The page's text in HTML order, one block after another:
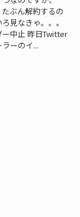
ぶん解約するの
見なきゃ。。。
ー中止 昨日Twitter
ーのイ...